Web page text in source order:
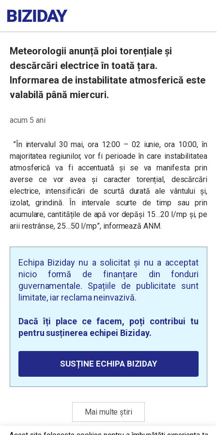
Meteorologii anunță ploi torențiale și
descărcări electrice în toată țara.
Informarea de instabilitate atmosferică este
valabilă până miercuri.
acum 5 ani
”În intervalul 30 mai, ora 12:00 – 02 iunie, ora 10:00, în
majoritatea regiunilor, vor fi perioade în care instabilitatea
atmosferică va fi accentuată și se va manifesta prin
averse ce vor avea și caracter torențial, descărcări
electrice, intensificări de scurtă durată ale vântului și,
izolat, grindină. În intervale scurte de timp sau prin
acumulare, cantitățile de apă vor depăși 15…20 l/mp și, pe
arii restrânse, 25…50 l/mp”, informează ANM.
Echipa Biziday nu a solicitat și nu a acceptat
nicio formă de finanțare din fonduri
guvernamentale. Spațiile de publicitate sunt
limitate, iar reclama neinvazivă.
Dacă îți place ce facem, poți contribui tu
pentru susținerea echipei Biziday.
SUSȚINE ECHIPA BIZIDAY
Mai multe știri